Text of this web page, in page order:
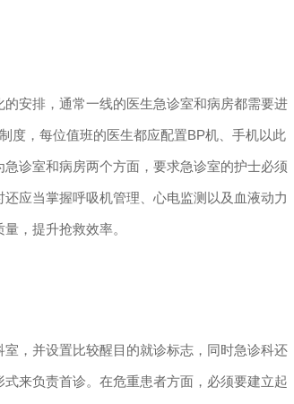
安排，通常一线的医生急诊室和病房都需要进
度，每位值班的医生都应配置BP机、手机以此
诊室和病房两个方面，要求急诊室的护士必须
应当掌握呼吸机管理、心电监测以及血液动力
，提升抢救效率。
，并设置比较醒目的就诊标志，同时急诊科还
来负责首诊。在危重患者方面，必须要建立起